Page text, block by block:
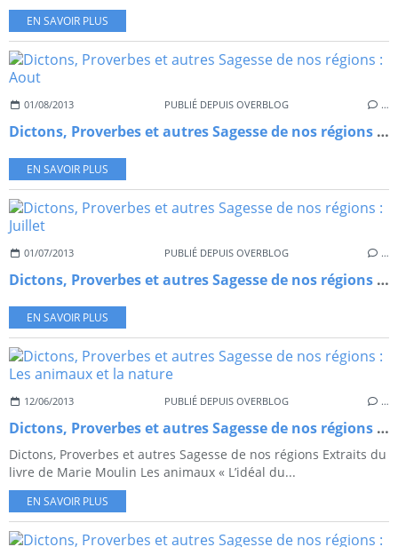
EN SAVOIR PLUS
01/08/2013 PUBLIÉ DEPUIS OVERBLOG …
Dictons, Proverbes et autres Sagesse de nos régions : Aout
EN SAVOIR PLUS
01/07/2013 PUBLIÉ DEPUIS OVERBLOG …
Dictons, Proverbes et autres Sagesse de nos régions : Juillet
EN SAVOIR PLUS
12/06/2013 PUBLIÉ DEPUIS OVERBLOG …
Dictons, Proverbes et autres Sagesse de nos régions : Les animaux et la nature
Dictons, Proverbes et autres Sagesse de nos régions Extraits du
livre de Marie Moulin Les animaux « L’idéal du...
EN SAVOIR PLUS